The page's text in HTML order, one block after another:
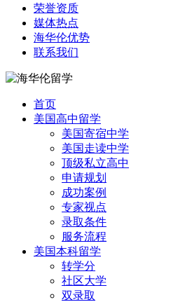
荣誉资质
媒体热点
海华伦优势
联系我们
首页
美国高中留学
美国寄宿中学
美国走读中学
顶级私立高中
申请规划
成功案例
专家视点
录取条件
服务流程
美国本科留学
转学分
社区大学
双录取